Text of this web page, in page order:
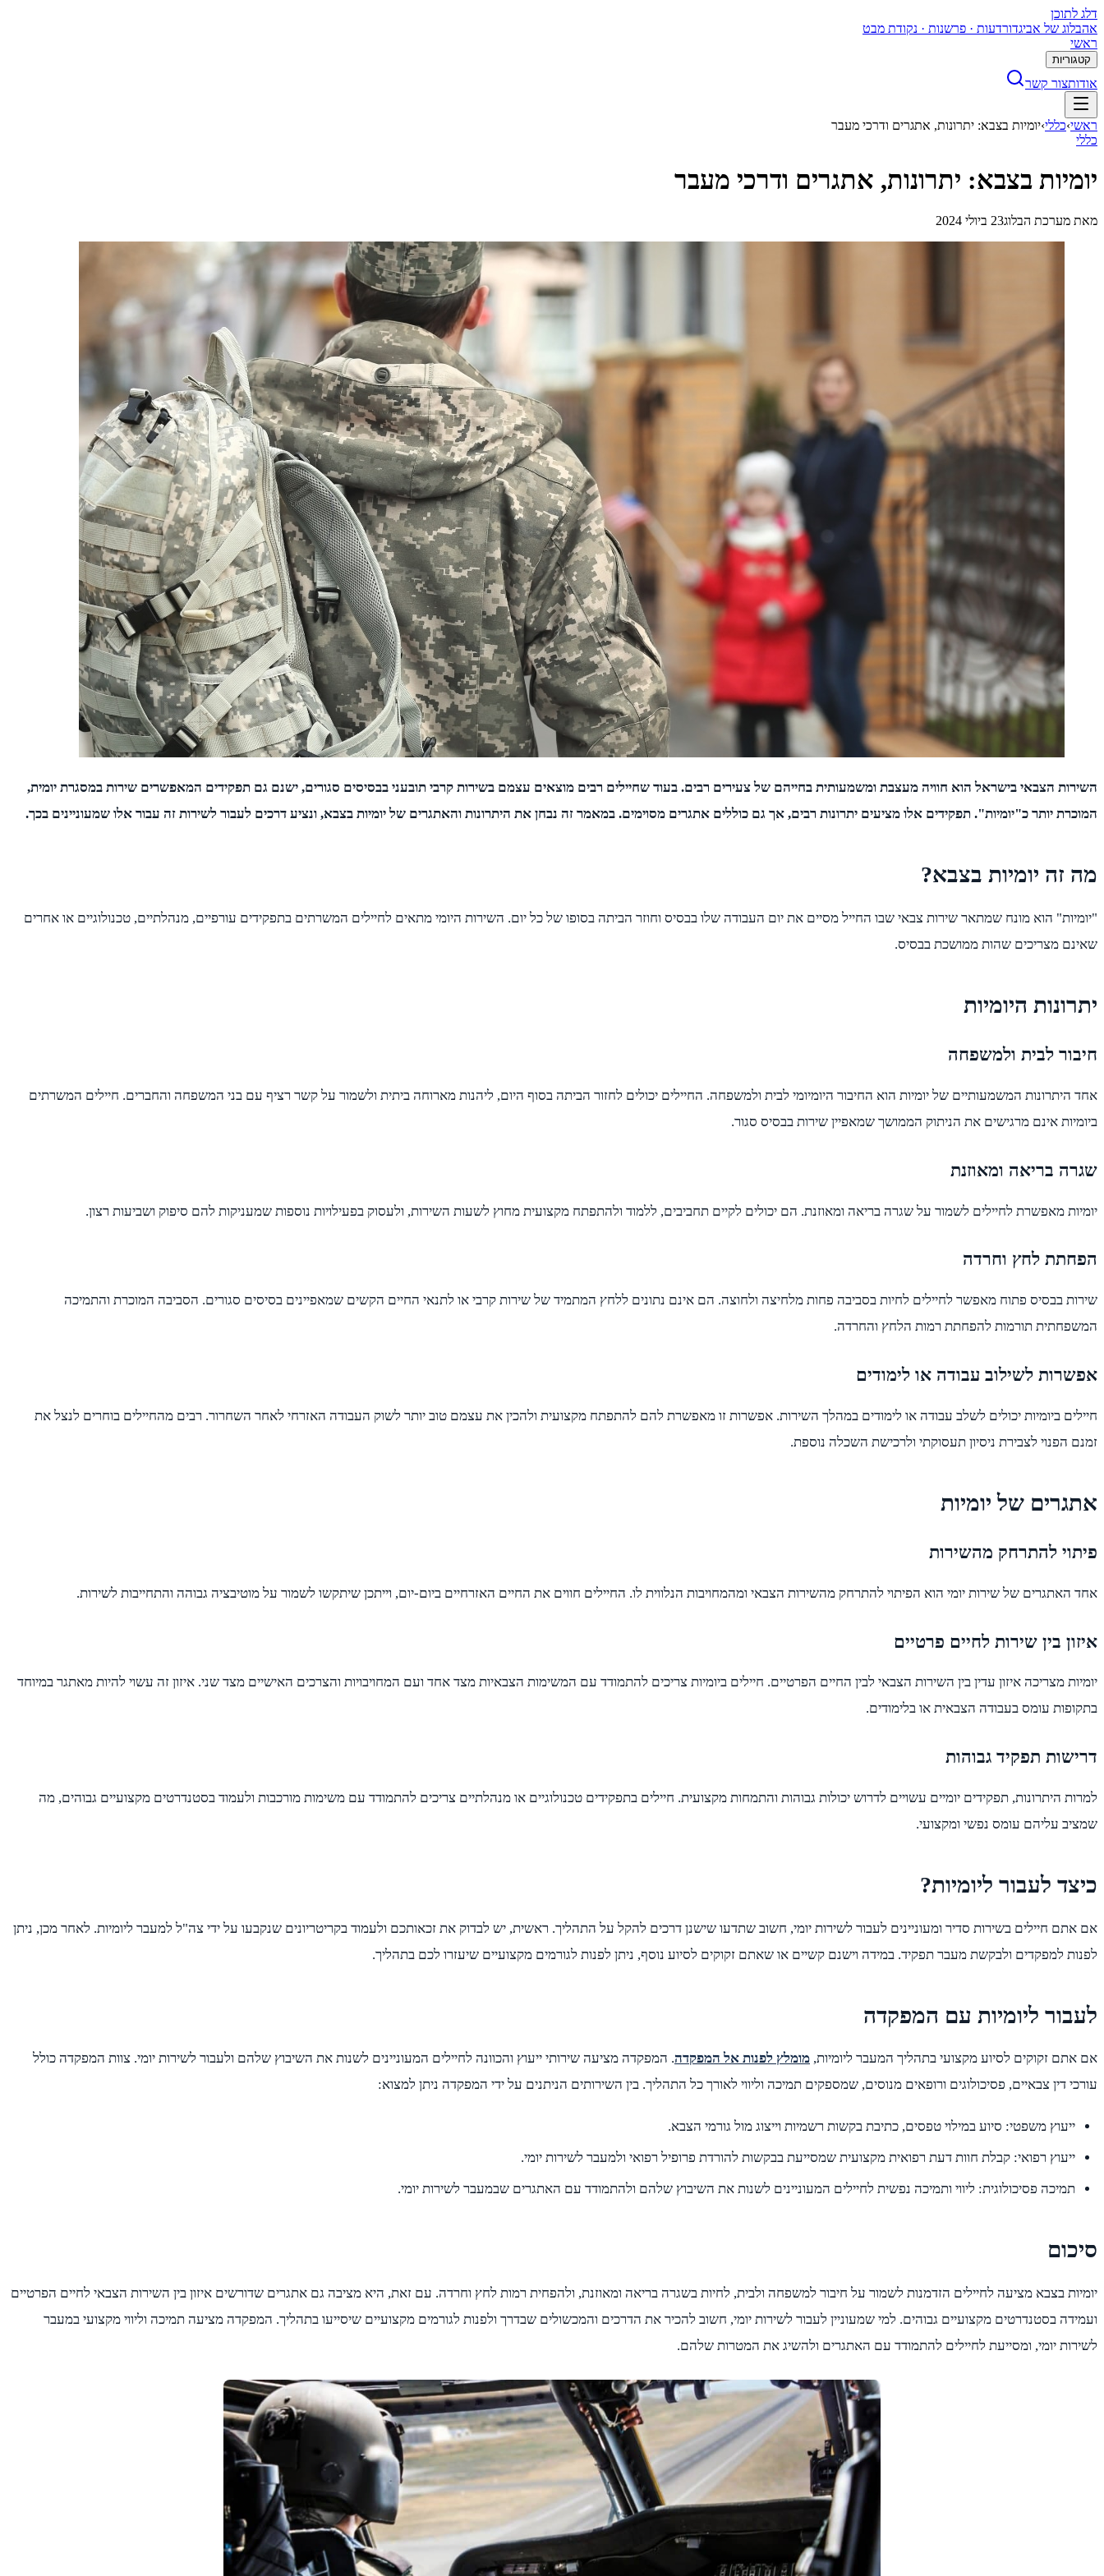
דלג לתוכן
אהבלוג של אביגדורדעות · פרשנות · נקודת מבט
ראשי
קטגוריות
אודותצור קשר
ראשי›כללי›יומיות בצבא: יתרונות, אתגרים ודרכי מעבר
כללי
יומיות בצבא: יתרונות, אתגרים ודרכי מעבר
מאת מערכת הבלוג23 ביולי 2024
השירות הצבאי בישראל הוא חוויה מעצבת ומשמעותית בחייהם של צעירים רבים. בעוד שחיילים רבים מוצאים עצמם בשירות קרבי תובעני בבסיסים סגורים, ישנם גם תפקידים המאפשרים שירות במסגרת יומית,
המוכרת יותר כ"יומיות". תפקידים אלו מציעים יתרונות רבים, אך גם כוללים אתגרים מסוימים. במאמר זה נבחן את היתרונות והאתגרים של יומיות בצבא, ונציע דרכים לעבור לשירות זה עבור אלו שמעוניינים בכך.
מה זה יומיות בצבא?
"יומיות" הוא מונח שמתאר שירות צבאי שבו החייל מסיים את יום העבודה שלו בבסיס וחוזר הביתה בסופו של כל יום. השירות היומי מתאים לחיילים המשרתים בתפקידים עורפיים, מנהלתיים, טכנולוגיים או אחרים
שאינם מצריכים שהות ממושכת בבסיס.
יתרונות היומיות
חיבור לבית ולמשפחה
אחד היתרונות המשמעותיים של יומיות הוא החיבור היומיומי לבית ולמשפחה. החיילים יכולים לחזור הביתה בסוף היום, ליהנות מארוחה ביתית ולשמור על קשר רציף עם בני המשפחה והחברים. חיילים המשרתים
ביומיות אינם מרגישים את הניתוק הממושך שמאפיין שירות בבסיס סגור.
שגרה בריאה ומאוזנת
יומיות מאפשרת לחיילים לשמור על שגרה בריאה ומאוזנת. הם יכולים לקיים תחביבים, ללמוד ולהתפתח מקצועית מחוץ לשעות השירות, ולעסוק בפעילויות נוספות שמעניקות להם סיפוק ושביעות רצון.
הפחתת לחץ וחרדה
שירות בבסיס פתוח מאפשר לחיילים לחיות בסביבה פחות מלחיצה ולחוצה. הם אינם נתונים ללחץ המתמיד של שירות קרבי או לתנאי החיים הקשים שמאפיינים בסיסים סגורים. הסביבה המוכרת והתמיכה
המשפחתית תורמות להפחתת רמות הלחץ והחרדה.
אפשרות לשילוב עבודה או לימודים
חיילים ביומיות יכולים לשלב עבודה או לימודים במהלך השירות. אפשרות זו מאפשרת להם להתפתח מקצועית ולהכין את עצמם טוב יותר לשוק העבודה האזרחי לאחר השחרור. רבים מהחיילים בוחרים לנצל את
זמנם הפנוי לצבירת ניסיון תעסוקתי ולרכישת השכלה נוספת.
אתגרים של יומיות
פיתוי להתרחק מהשירות
אחד האתגרים של שירות יומי הוא הפיתוי להתרחק מהשירות הצבאי ומהמחויבות הנלווית לו. החיילים חווים את החיים האזרחיים ביום-יום, וייתכן שיתקשו לשמור על מוטיבציה גבוהה והתחייבות לשירות.
איזון בין שירות לחיים פרטיים
יומיות מצריכה איזון עדין בין השירות הצבאי לבין החיים הפרטיים. חיילים ביומיות צריכים להתמודד עם המשימות הצבאיות מצד אחד ועם המחויבויות והצרכים האישיים מצד שני. איזון זה עשוי להיות מאתגר במיוחד
בתקופות עומס בעבודה הצבאית או בלימודים.
דרישות תפקיד גבוהות
למרות היתרונות, תפקידים יומיים עשויים לדרוש יכולות גבוהות והתמחות מקצועית. חיילים בתפקידים טכנולוגיים או מנהלתיים צריכים להתמודד עם משימות מורכבות ולעמוד בסטנדרטים מקצועיים גבוהים, מה
שמציב עליהם עומס נפשי ומקצועי.
כיצד לעבור ליומיות?
אם אתם חיילים בשירות סדיר ומעוניינים לעבור לשירות יומי, חשוב שתדעו שישנן דרכים להקל על התהליך. ראשית, יש לבדוק את זכאותכם ולעמוד בקריטריונים שנקבעו על ידי צה"ל למעבר ליומיות. לאחר מכן, ניתן
לפנות למפקדים ולבקשת מעבר תפקיד. במידה וישנם קשיים או שאתם זקוקים לסיוע נוסף, ניתן לפנות לגורמים מקצועיים שיעזרו לכם בתהליך.
לעבור ליומיות עם המפקדה
אם אתם זקוקים לסיוע מקצועי בתהליך המעבר ליומיות, מומלץ לפנות אל המפקדה. המפקדה מציעה שירותי ייעוץ והכוונה לחיילים המעוניינים לשנות את השיבוץ שלהם ולעבור לשירות יומי. צוות המפקדה כולל
עורכי דין צבאיים, פסיכולוגים ורופאים מנוסים, שמספקים תמיכה וליווי לאורך כל התהליך. בין השירותים הניתנים על ידי המפקדה ניתן למצוא:
ייעוץ משפטי: סיוע במילוי טפסים, כתיבת בקשות רשמיות וייצוג מול גורמי הצבא.
ייעוץ רפואי: קבלת חוות דעת רפואית מקצועית שמסייעת בבקשות להורדת פרופיל רפואי ולמעבר לשירות יומי.
תמיכה פסיכולוגית: ליווי ותמיכה נפשית לחיילים המעוניינים לשנות את השיבוץ שלהם ולהתמודד עם האתגרים שבמעבר לשירות יומי.
סיכום
יומיות בצבא מציעה לחיילים הזדמנות לשמור על חיבור למשפחה ולבית, לחיות בשגרה בריאה ומאוזנת, ולהפחית רמות לחץ וחרדה. עם זאת, היא מציבה גם אתגרים שדורשים איזון בין השירות הצבאי לחיים הפרטיים
ועמידה בסטנדרטים מקצועיים גבוהים. למי שמעוניין לעבור לשירות יומי, חשוב להכיר את הדרכים והמכשולים שבדרך ולפנות לגורמים מקצועיים שיסייעו בתהליך. המפקדה מציעה תמיכה וליווי מקצועי במעבר
לשירות יומי, ומסייעת לחיילים להתמודד עם האתגרים ולהשיג את המטרות שלהם.